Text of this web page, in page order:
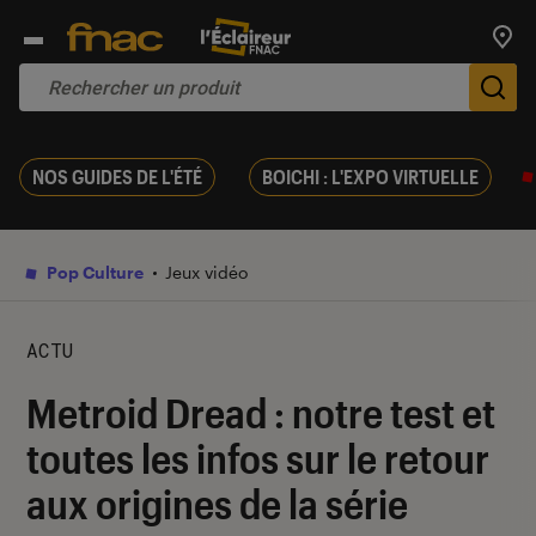
NOS GUIDES DE L'ÉTÉ BOICHI : L'EXPO VIRTUELLE
Pop Culture Jeux vidéo
ACTU
Metroid Dread : notre test et
toutes les infos sur le retour
aux origines de la série